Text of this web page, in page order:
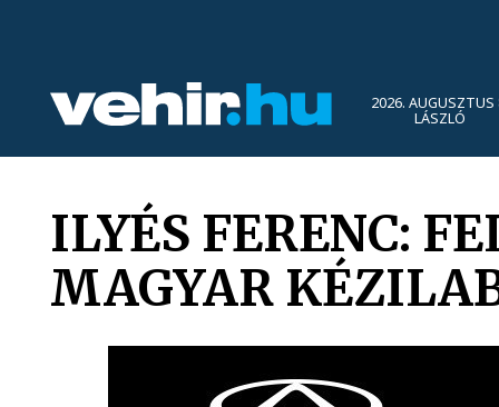
2026. AUGUSZTUS
LÁSZLÓ
ILYÉS FERENC:
MAGYAR